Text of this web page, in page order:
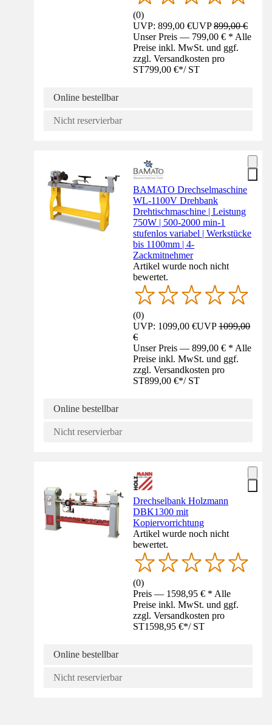
(0)
UVP: 899,00 €UVP899,00 €
Unser Preis — 799,00 € * Alle
Preise inkl. MwSt. und ggf.
zzgl. Versandkosten pro
ST799,00 €*/ ST
Online bestellbar
Nicht reservierbar
BAMATO Drechselmaschine
WL-1100V Drehbank
Drehtischmaschine | Leistung
750W | 500-2000 min-1
stufenlos variabel | Werkstücke
bis 1100mm | 4-
Zackmitnehmer
Artikel wurde noch nicht
bewertet.
(0)
UVP: 1099,00 €UVP1099,00
€
Unser Preis — 899,00 € * Alle
Preise inkl. MwSt. und ggf.
zzgl. Versandkosten pro
ST899,00 €*/ ST
Online bestellbar
Nicht reservierbar
Drechselbank Holzmann
DBK1300 mit
Kopiervorrichtung
Artikel wurde noch nicht
bewertet.
(0)
Preis — 1598,95 € * Alle
Preise inkl. MwSt. und ggf.
zzgl. Versandkosten pro
ST1598,95 €*/ ST
Online bestellbar
Nicht reservierbar